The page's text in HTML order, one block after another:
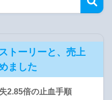
トーリーと、売上
ました
2.85倍の止血手順